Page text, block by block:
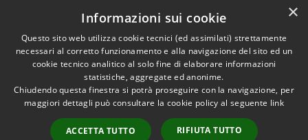
Dichiarazione di accessibilità
RSS
Accessibilità
Copyright © 2026 • Comune di
Vaprio d'Adda • Powered by
Municipium•
Accesso
×
Informazioni sui cookie
Questo sito web utilizza cookie tecnici (ed assimilati) strettamente
necessari al corretto funzionamento e alla navigazione del sito ed un
cookie tecnico analitico al solo fine di elaborare informazioni
statistiche, aggregate ed anonime.
Chiudendo questa finestra si potrà proseguire con la navigazione, per
maggiori dettagli può consultare la cookie policy al seguente link
ACCETTA TUTTO RIFIUTA TUTTO